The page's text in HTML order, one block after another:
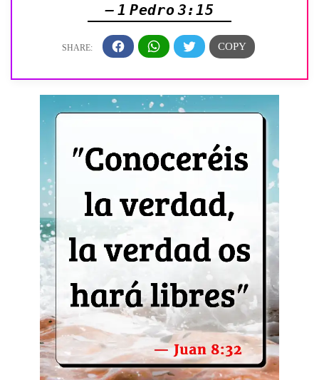
— 1 Pedro 3:15